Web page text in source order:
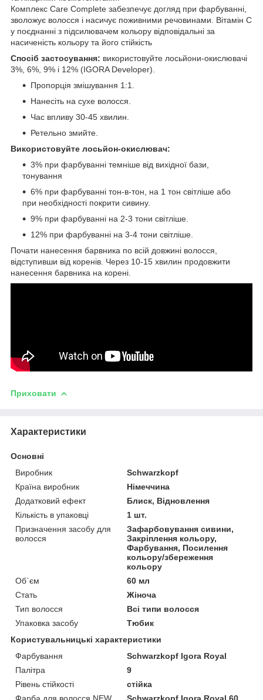
Комплекс Care Complete забезпечує догляд при фарбуванні,
зволожує волосся і насичує поживними речовинами. Вітамін С
у поєднанні з підсилювачем кольору відповідальні за
насиченість кольору та його стійкість
Спосіб застосування: використовуйте лосьйони-окислювачі
3%, 6%, 9% і 12% (IGORA Developer).
Пропорція змішування 1:1.
Нанесіть на сухе волосся.
Час впливу 30-45 хвилин.
Ретельно змийте.
Використовуйте лосьйон-окислювач:
3% при фарбуванні темніше від вихідної бази,
тонування
6% при фарбуванні тон-в-тон, на 1 тон світліше або
при необхідності покрити сивину.
9% при фарбуванні на 2-3 тони світліше.
12% при фарбуванні на 3-4 тони світліше.
Почати нанесення барвника по всій довжині волосся,
відступивши від коренів. Через 10-15 хвилин продовжити
нанесення барвника на корені.
Приховати
Характеристики
Основні
Виробник
Schwarzkopf
Країна виробник
Німеччина
Додатковий ефект
Блиск, Відновлення
Кількість в упаковці
1 шт.
Призначення засобу для
волосся
Зафарбовування сивини,
Закріплення кольору,
Фарбування, Посилення
кольору/збереження
кольору
Об`єм
60 мл
Стать
Жіноча
Тип волосся
Всі типи волосся
Упаковка засобу
Тюбик
Користувальницькі характеристики
Фарбування
Schwarzkopf Igora Royal
Палітра
9
Рівень стійкості
стійка
Фарба для волосся NEW
Schwarzkopf Igora Royal 60